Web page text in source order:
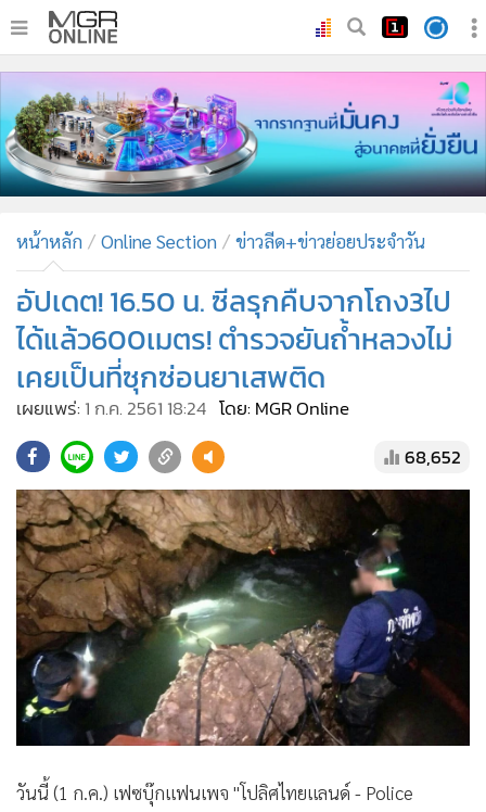
• ทันเหตุการณ์
• ภาคใต้
• ภูมิภาค
• บันเทิง
• คอลัมนิสต์
• ละคร
• CbizReview
• Cyber BIZ
• ผู้จัดกวน
• Good health & Well-being
• Green Innovation & SD
• Management & HR
• MGR Live
• Infographic
• การเมือง
ท่องเที่ยว
• กีฬา
• Special Scoop
หน้าหลัก Online Section ข่าวลีด+ข่าวย่อยประจำวัน
อัปเดต! 16.50 น. ซีลรุกคืบจากโถง3ไป
ได้แล้ว600เมตร! ตำรวจยันถ้ำหลวงไม่
เคยเป็นที่ซุกซ่อนยาเสพติด
เผยแพร่: 1 ก.ค. 2561 18:24 โดย: MGR Online
68,652
วันนี้ (1 ก.ค.) เฟซบุ๊กแฟนเพจ "โปลิศไทยแลนด์ - Police